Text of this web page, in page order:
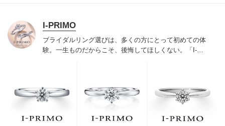
I-PRIMO
ブライダルリング選びは、多くの方にとって初めての体
験。一生ものだからこそ、後悔してほしくない。「I-
でお待ちしております。リング選びの最初の一歩をご一
緒に。まずは、アイプリモへ。